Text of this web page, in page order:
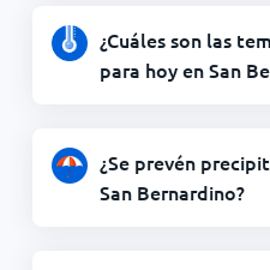
¿Cuáles son las
para hoy en San
¿Se prevén
San Bernardino?